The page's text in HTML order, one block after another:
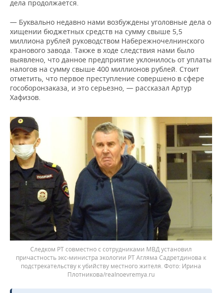
дела продолжается.
— Буквально недавно нами возбуждены уголовные дела о
хищении бюджетных средств на сумму свыше 5,5
миллиона рублей руководством Набережночелнинского
кранового завода. Также в ходе следствия нами было
выявлено, что данное предприятие уклонилось от уплаты
налогов на сумму свыше 400 миллионов рублей. Стоит
отметить, что первое преступление совершено в сфере
гособоронзаказа, и это серьезно, — рассказал Артур
Хафизов.
Следком РТ совместно с сотрудниками МВД установил
причастность экс-министра экологии РТ Агляма Садретдинова к
подстрекательству к убийству местного жителя.
Ирина
Плотникова/realnoevremya.ru